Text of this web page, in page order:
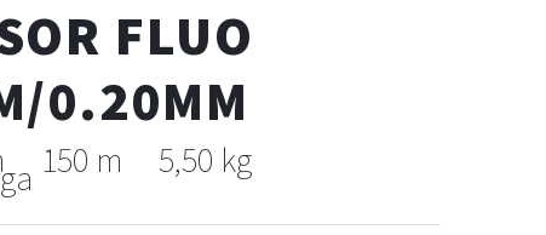
FLUO
0.20MM
150 m 5,50 kg